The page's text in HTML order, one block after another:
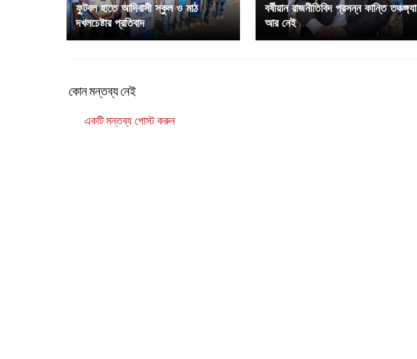
ফুটবল হাতে আদিবাসী স্কুল ও মাঠ
দখলচেষ্টার প্রতিবাদ
বর্ষীয়ান রাজনীতিবিদ প্রসন্ন কান্তি তঞ্চঙ্গ্যা
আর নেই
কোন মন্তব্য নেই
একটি মন্তব্য পোস্ট করুন